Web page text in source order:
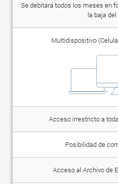
Se debitará todos los meses en
la baja
Multidispositivo
Acceso irrestricto a
Posibilidad de
Acceso al Archivo de